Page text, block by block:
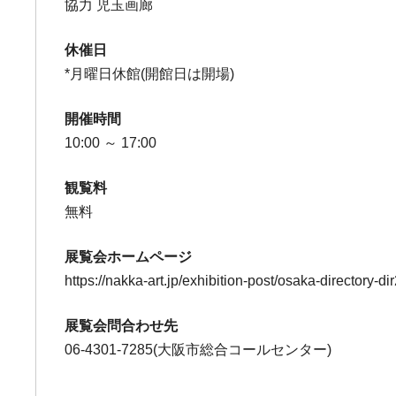
協力 児玉画廊
休催日
*月曜日休館(開館日は開場)
開催時間
10:00 ～ 17:00
観覧料
無料
展覧会ホームページ
https://nakka-art.jp/exhibition-post/osaka-directory-
展覧会問合わせ先
06-4301-7285(大阪市総合コールセンター)